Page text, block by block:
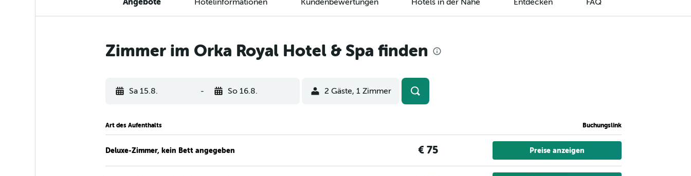
Zimmer im Orka Royal Hotel & Spa finden
Sa 15.8. - So 16.8. 2 Gäste, 1 Zimmer
Art des Aufenthalts Buchungslink
Deluxe-Zimmer, kein Bett angegeben € 75 Preise anzeigen